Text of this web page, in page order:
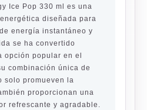
Ice Pop 330 ml es una
diseñada para
energía instantáneo y
se ha convertido
opción popular en el
combinación única de
solo promueven la
proporcionan una
refrescante y agradable.